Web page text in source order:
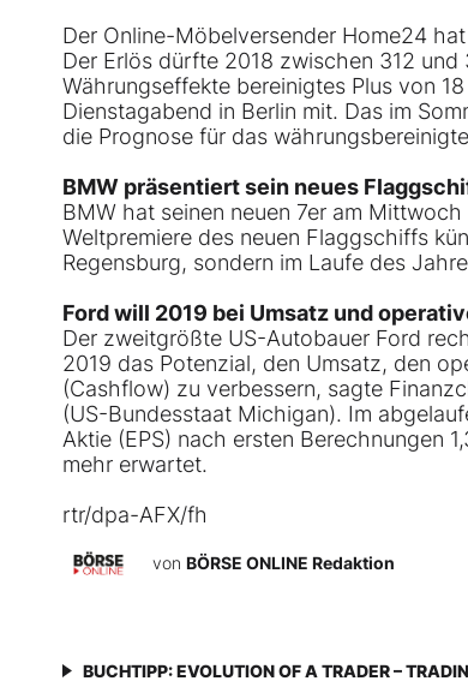
Der Online-Möbelversender Home24
Der Erlös dürfte 2018 zwischen 312
Währungseffekte bereinigtes Plus von
Dienstagabend in Berlin mit. Das im
die Prognose für das
BMW präsentiert sein neues
BMW hat seinen neuen 7er am
Weltpremiere des neuen Flaggschiffs
Regensburg, sondern im Laufe des
Ford will 2019 bei Umsatz und
Der zweitgrößte US-Autobauer Ford
2019 das Potenzial, den Umsatz, den
(Cashflow) zu verbessern, sagte
(US-Bundesstaat Michigan). Im
Aktie (EPS) nach ersten Berechnungen
mehr erwartet.
rtr/dpa-AFX/fh
von BÖRSE ONLINE Redaktion
BUCHTIPP: EVOLUTION OF A TRADER –